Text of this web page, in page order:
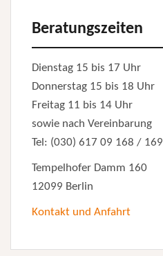
Beratungszeiten
Dienstag 15 bis 17 Uhr
Donnerstag 15 bis 18 Uhr
Freitag 11 bis 14 Uhr
sowie nach Vereinbarung
Tel: (030) 617 09 168 / 169
Tempelhofer Damm 160
12099 Berlin
Kontakt und Anfahrt